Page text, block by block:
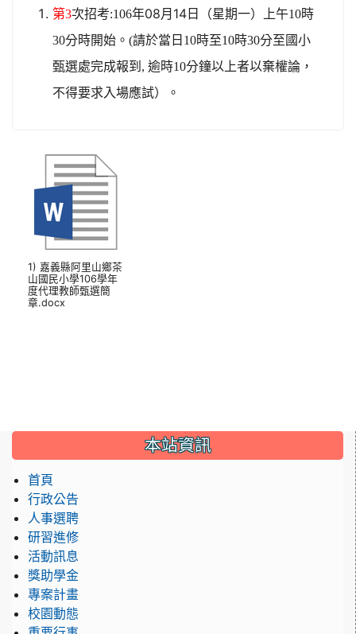
第3次招考:106年08月14日（星期一） 上午10時
30分時開始。 (請於當日 10時至10時30分至國小
甄選處完成報到 , 逾時10分鐘以上者以棄權論，
不得要求入場應試）。
1) 嘉義縣阿里山鄉茶
山國民小學106學年
度代理教師甄選簡
章.docx
本站資訊
首頁
行政公告
人事選聘
研習進修
活動訊息
獎助學金
專案計畫
校園動態